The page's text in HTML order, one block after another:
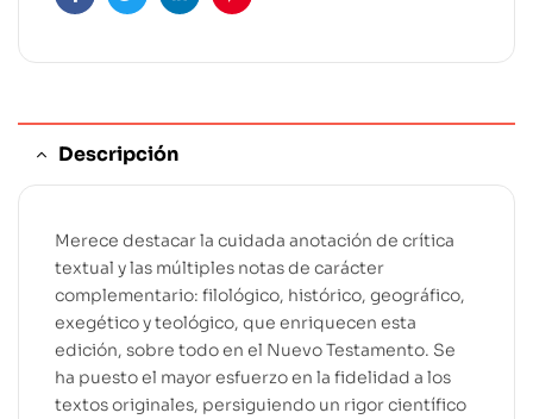
FacebookTwitterLinkedinPinterest
Descripción
Merece destacar la cuidada anotación de crítica
textual y las múltiples notas de carácter
complementario: filológico, histórico, geográfico,
exegético y teológico, que enriquecen esta
edición, sobre todo en el Nuevo Testamento. Se
ha puesto el mayor esfuerzo en la fidelidad a los
textos originales, persiguiendo un rigor científico